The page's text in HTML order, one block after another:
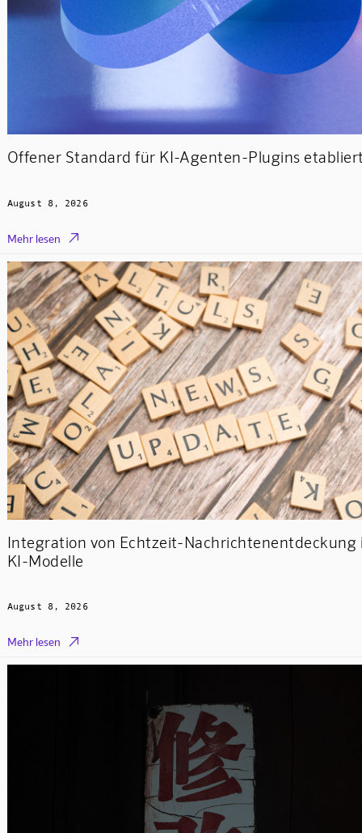
Offener Standard für KI-Agenten-Plugins
August 8, 2026
Mehr lesen 
Integration von Echtzeit-Nachrichtenentdeckung
KI-Modelle
August 8, 2026
Mehr lesen 